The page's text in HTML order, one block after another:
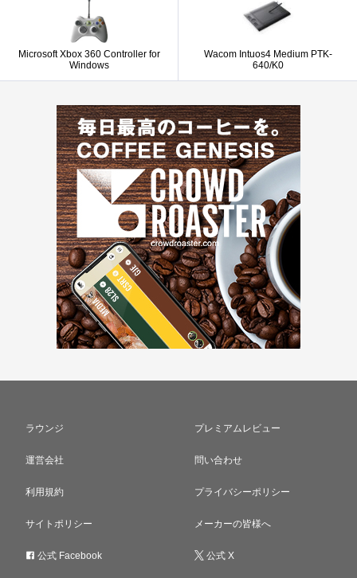
Microsoft Xbox 360 Controller for
Windows
Wacom Intuos4 Medium PTK-
640/K0
ラウンジ プレミアムレビュー
運営会社 問い合わせ
利用規約 プライバシーポリシー
サイトポリシー メーカーの皆様へ
公式 Facebook 公式 X